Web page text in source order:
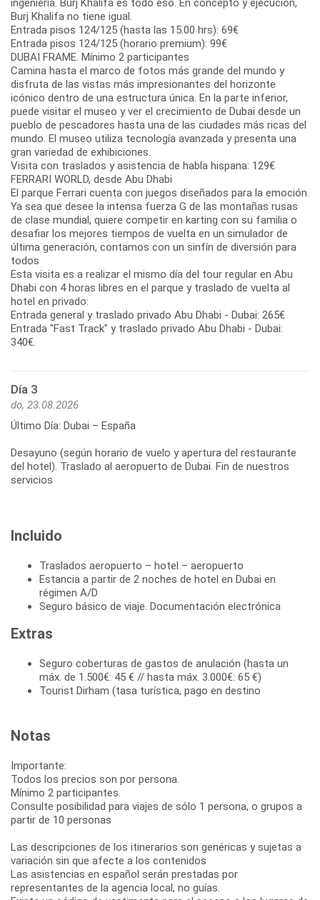
Burj Khalifa no tiene igual.
Entrada pisos 124/125 (hasta las 15.00 hrs): 69€
Entrada pisos 124/125 (horario premium): 99€
DUBAI FRAME. Mínimo 2 participantes
Camina hasta el marco de fotos más grande del mundo y
disfruta de las vistas más impresionantes del horizonte
icónico dentro de una estructura única. En la parte inferior,
puede visitar el museo y ver el crecimiento de Dubai desde un
pueblo de pescadores hasta una de las ciudades más ricas del
mundo. El museo utiliza tecnología avanzada y presenta una
gran variedad de exhibiciones.
Visita con traslados y asistencia de habla hispana: 129€
FERRARI WORLD, desde Abu Dhabi
El parque Ferrari cuenta con juegos diseñados para la emoción.
Ya sea que desee la intensa fuerza G de las montañas rusas
de clase mundial, quiere competir en karting con su familia o
desafiar los mejores tiempos de vuelta en un simulador de
última generación, contamos con un sinfín de diversión para
todos
Esta visita es a realizar el mismo día del tour regular en Abu
Dhabi con 4 horas libres en el parque y traslado de vuelta al
hotel en privado:
Entrada general y traslado privado Abu Dhabi - Dubai: 265€
Entrada "Fast Track" y traslado privado Abu Dhabi - Dubai:
Día 3
do, 23.08.2026
Último Día: Dubai – España
Desayuno (según horario de vuelo y apertura del restaurante
del hotel). Traslado al aeropuerto de Dubai. Fin de nuestros
Incluido
Traslados aeropuerto – hotel – aeropuerto
Estancia a partir de 2 noches de hotel en Dubai en
régimen A/D
Seguro básico de viaje. Documentación electrónica
Extras
Seguro coberturas de gastos de anulación (hasta un
máx. de 1.500€: 45 € // hasta máx. 3.000€: 65 €)
Tourist Dirham (tasa turística, pago en destino
Notas
Importante:
Todos los precios son por persona.
Mínimo 2 participantes.
Consulte posibilidad para viajes de sólo 1 persona, o grupos a
partir de 10 personas
Las descripciones de los itinerarios son genéricas y sujetas a
variación sin que afecte a los contenidos
Las asistencias en español serán prestadas por
representantes de la agencia local, no guías.